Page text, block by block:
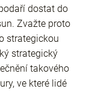
dostat do
Zvažte proto
strategickou
strategický
takového
ve které lidé